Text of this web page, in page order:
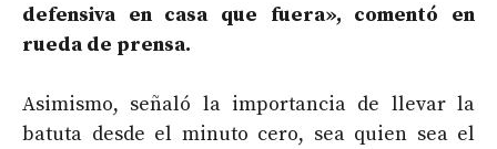
defensiva en casa que fuera», comentó en
rueda de prensa.
Asimismo, señaló la importancia de llevar la
batuta desde el minuto cero, sea quien sea el